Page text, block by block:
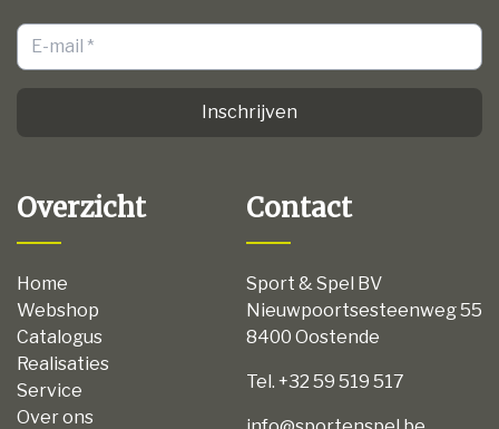
Inschrijven
Overzicht
Home
Webshop
Catalogus
Realisaties
Service
Over ons
Contact
Sport & Spel BV
Nieuwpoortsesteenweg 55
8400 Oostende
Tel. +32 59 519 517